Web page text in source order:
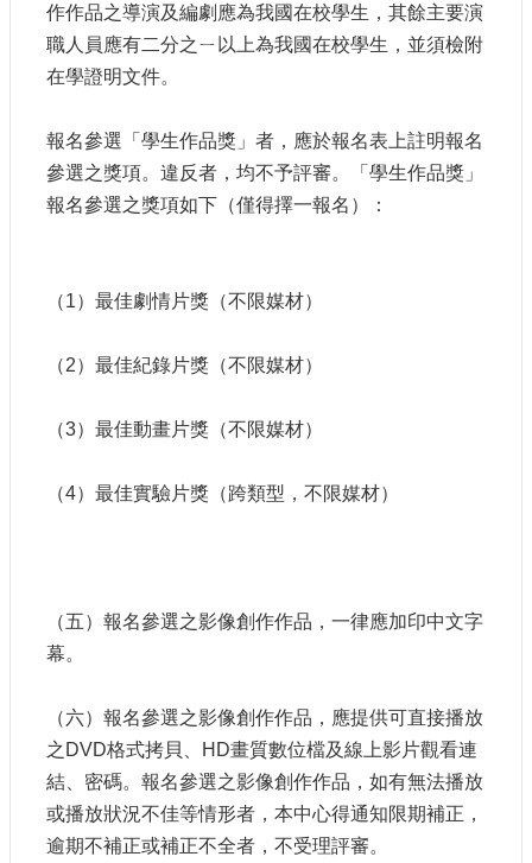
作作品之導演及編劇應為我國在校學生，其餘主要演
職人員應有二分之ㄧ以上為我國在校學生，並須檢附
在學證明文件。
報名參選「學生作品獎」者，應於報名表上註明報名
參選之獎項。違反者，均不予評審。「學生作品獎」
報名參選之獎項如下（僅得擇一報名）：
（1）最佳劇情片獎（不限媒材）
（2）最佳紀錄片獎（不限媒材）
（3）最佳動畫片獎（不限媒材）
（4）最佳實驗片獎（跨類型，不限媒材）
（五）報名參選之影像創作作品，一律應加印中文字
幕。
（六）報名參選之影像創作作品，應提供可直接播放
之DVD格式拷貝、HD畫質數位檔及線上影片觀看連
結、密碼。報名參選之影像創作作品，如有無法播放
或播放狀況不佳等情形者，本中心得通知限期補正，
逾期不補正或補正不全者，不受理評審。